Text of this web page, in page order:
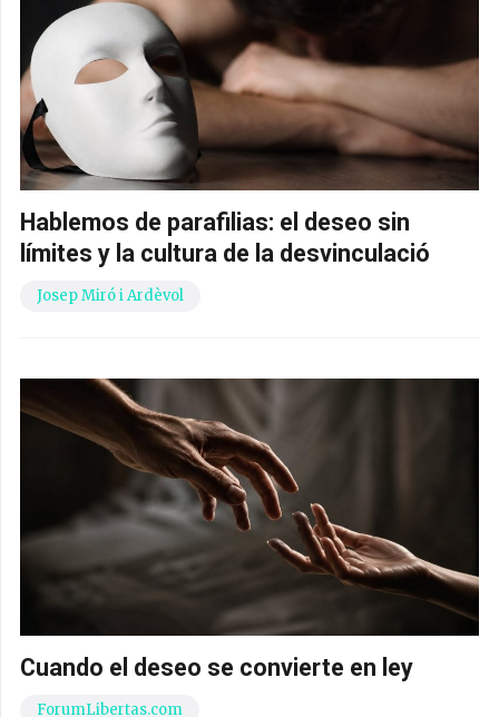
Hablemos de parafilias: el deseo sin
límites y la cultura de la desvinculació
Josep Miró i Ardèvol
Cuando el deseo se convierte en ley
ForumLibertas.com